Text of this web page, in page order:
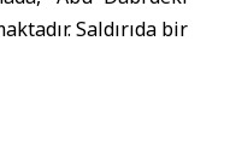
Saldırıda bir